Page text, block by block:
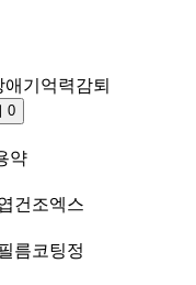
애 기억력감퇴
0
약
건조엑스
름코팅정